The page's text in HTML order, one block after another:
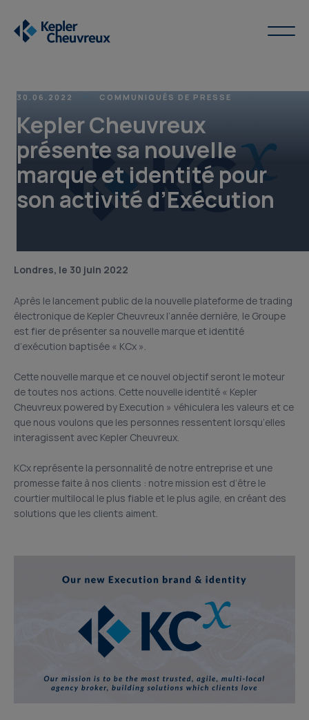
30.06.2022 COMMUNIQUÉS DE PRESSE
Kepler Cheuvreux
présente sa nouvelle
marque et identité pour
son activité d’Exécution
Londres, le 30 juin 2022
Après le lancement public de la nouvelle plateforme de trading
électronique de Kepler Cheuvreux l’année dernière, le Groupe
est fier de présenter sa nouvelle marque et identité
d’exécution baptisée « KCx ».
Cette nouvelle marque et ce nouvel objectif seront le moteur
de toutes nos actions. Cette nouvelle identité « Kepler
Cheuvreux powered by Execution » véhiculera les valeurs et ce
que nous voulons que les personnes ressentent lorsqu’elles
interagissent avec Kepler Cheuvreux.
KCx représente la personnalité de notre entreprise et une
promesse faite à nos clients : notre mission est d’être le
courtier multilocal le plus fiable et le plus agile, en créant des
solutions que les clients aiment.